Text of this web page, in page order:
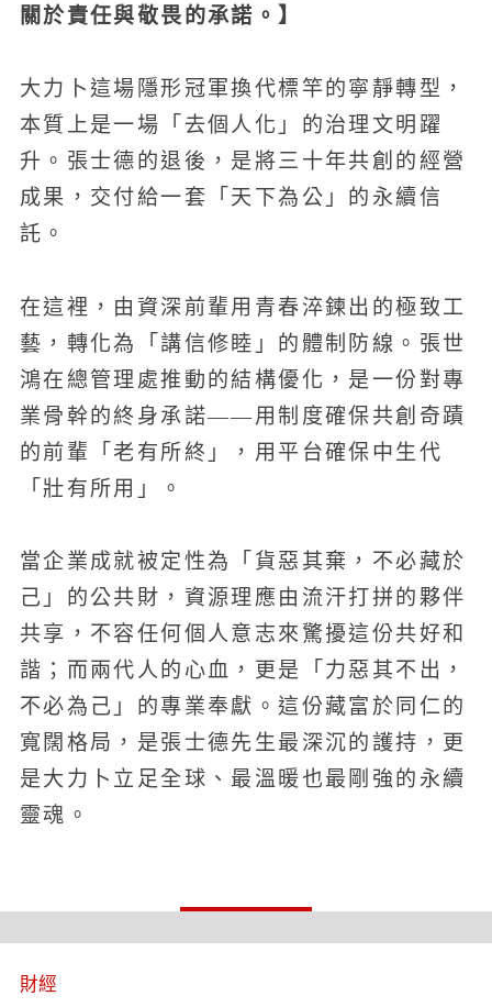
關於責任與敬畏的承諾。】
大力卜這場隱形冠軍換代標竿的寧靜轉型，
本質上是一場「去個人化」的治理文明躍
升。張士德的退後，是將三十年共創的經營
成果，交付給一套「天下為公」的永續信
託。
在這裡，由資深前輩用青春淬鍊出的極致工
藝，轉化為「講信修睦」的體制防線。張世
鴻在總管理處推動的結構優化，是一份對專
業骨幹的終身承諾——用制度確保共創奇蹟
的前輩「老有所終」，用平台確保中生代
「壯有所用」。
當企業成就被定性為「貨惡其棄，不必藏於
己」的公共財，資源理應由流汗打拼的夥伴
共享，不容任何個人意志來驚擾這份共好和
諧；而兩代人的心血，更是「力惡其不出，
不必為己」的專業奉獻。這份藏富於同仁的
寬闊格局，是張士德先生最深沉的護持，更
是大力卜立足全球、最溫暖也最剛強的永續
靈魂。
財經